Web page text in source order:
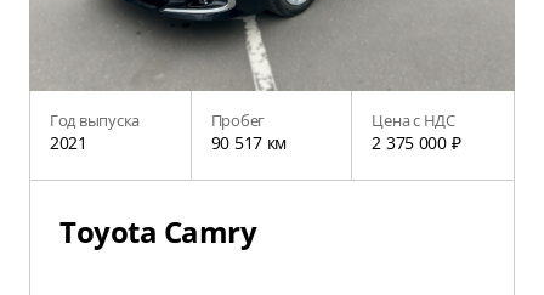
Год выпуска
2021
Пробег
90 517 км
Цена с НДС
2 375 000 ₽
Toyota Camry